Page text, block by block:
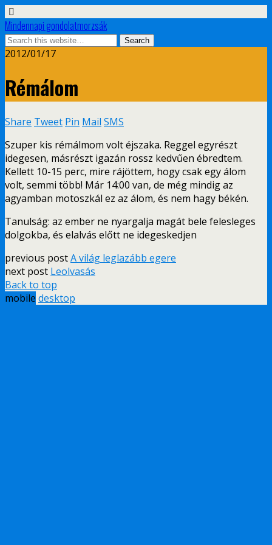
Mindennapi gondolatmorzsák
2012/01/17
Rémálom
Share Tweet Pin Mail SMS
Szuper kis rémálmom volt éjszaka. Reggel egyrészt
idegesen, másrészt igazán rossz kedvűen ébredtem.
Kellett 10-15 perc, mire rájöttem, hogy csak egy álom
volt, semmi több! Már 14:00 van, de még mindig az
agyamban motoszkál ez az álom, és nem hagy békén.
Tanulság: az ember ne nyargalja magát bele felesleges
dolgokba, és elalvás előtt ne idegeskedjen
previous postA világ leglazább egere
next post Leolvasás
Back to top
mobile desktop